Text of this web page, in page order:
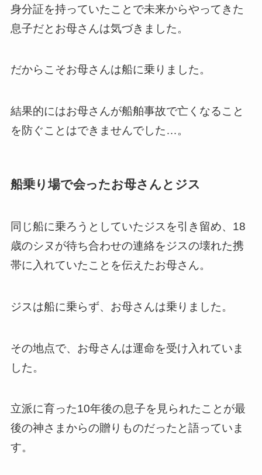
身分証を持っていたことで未来からやってきた
息子だとお母さんは気づきました。
だからこそお母さんは船に乗りました。
結果的にはお母さんが船舶事故で亡くなること
を防ぐことはできませんでした…。
船乗り場で会ったお母さんとジス
同じ船に乗ろうとしていたジスを引き留め、18
歳のシヌが待ち合わせの連絡をジスの壊れた携
帯に入れていたことを伝えたお母さん。
ジスは船に乗らず、お母さんは乗りました。
その地点で、お母さんは運命を受け入れていま
した。
立派に育った10年後の息子を見られたことが最
後の神さまからの贈りものだったと語っていま
す。